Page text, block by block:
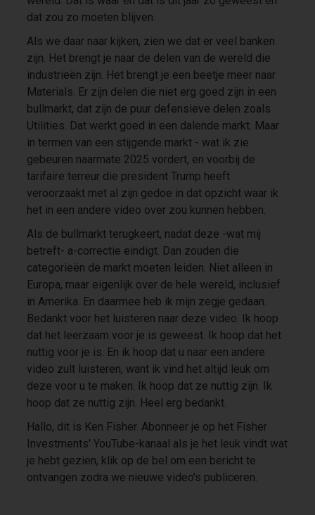
dat zou zo moeten blijven.
Als we daar naar kijken, zien we dat er veel banken
zijn. Het brengt je naar de delen van de wereld die
industrieën zijn. Het brengt je een beetje meer naar
Materials. Er zijn delen die niet erg goed zijn in een
bullmarkt, dat zijn de puur defensieve delen zoals
Utilities. Dat werkt goed in een dalende markt. Maar
in termen van een stijgende markt - wat ik zie
gebeuren naarmate 2025 vordert, en voorbij de
tarifaire terreur die president Trump heeft
veroorzaakt met al zijn gedoe in dat opzicht waar ik
het in een andere video over zou kunnen hebben.
Als de bullmarkt terugkeert, nadat deze -wat mij
betreft- a-correctie eindigt. Dan zouden die
categorieën de markt moeten leiden. Niet alleen in
Europa, maar eigenlijk over de hele wereld, inclusief
in Amerika. En daarmee heb ik mijn zegje gedaan.
Bedankt voor het luisteren naar deze video. Ik hoop
dat het leerzaam voor je is geweest. Ik hoop dat het
nuttig voor je is. En ik hoop dat u naar een andere
video zult luisteren, want ik vind het altijd leuk om
deze voor u te maken. Ik hoop dat ze nuttig zijn. Ik
hoop dat ze nuttig zijn. Heel erg bedankt.
Hallo, dit is Ken Fisher. Abonneer je op het Fisher
Investments' YouTube-kanaal als je het leuk vindt wat
je hebt gezien, klik op de bel om een bericht te
ontvangen zodra we nieuwe video's publiceren.